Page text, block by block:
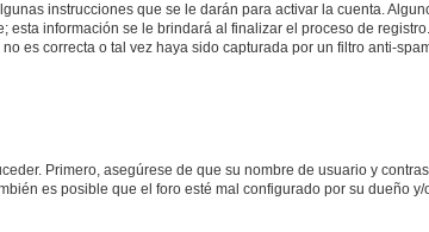
instrucciones que se le darán para activar la cuenta.
esta información se le brindará al finalizar el proceso de
es correcta o tal vez haya sido capturada por un filtro anti-
Primero, asegúrese de que su nombre de usuario y
es posible que el foro esté mal configurado por su dueño